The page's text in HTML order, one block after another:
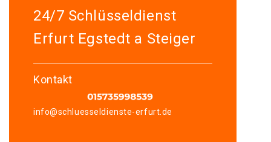
24/7 Schlüsseldienst
Erfurt Egstedt a Steiger
Kontakt
info@schluesseldienste-erfurt.de